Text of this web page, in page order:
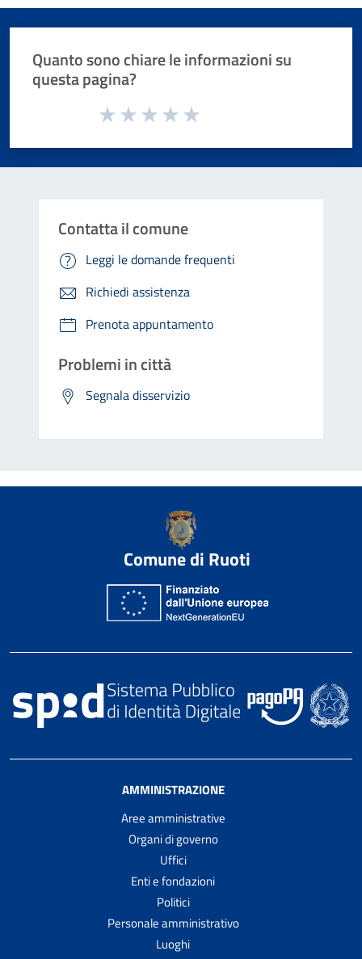
Quanto sono chiare le informazioni su
questa pagina?
Valuta da 1 a 5 stelle la pagina
Contatta il comune
Leggi le domande frequenti
Richiedi assistenza
Prenota appuntamento
Problemi in città
Segnala disservizio
Comune di Ruoti
AMMINISTRAZIONE
Aree amministrative
Organi di governo
Uffici
Enti e fondazioni
Politici
Personale amministrativo
Luoghi